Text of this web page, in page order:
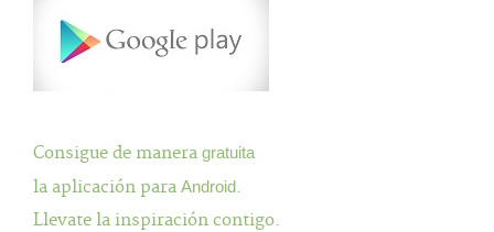
Consigue de manera gratuita
la aplicación para Android.
Llevate la inspiración contigo.